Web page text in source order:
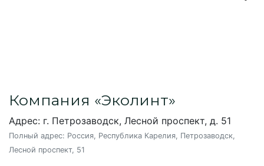
Компания «Эколинт»
Адрес: г. Петрозаводск, Лесной проспект, д. 51
Полный адрес: Россия, Республика Карелия, Петрозаводск,
Лесной проспект, 51